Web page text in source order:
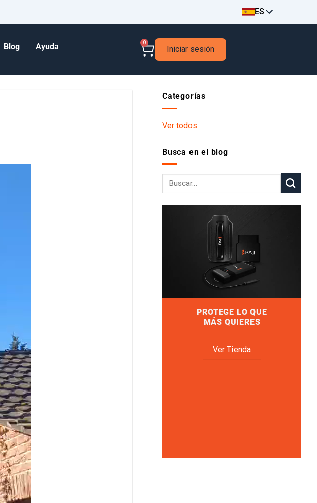
ES
Blog Ayuda 0
Iniciar sesión
Categorías
Ver todos
Busca en el blog
PROTEGE LO QUE
MÁS QUIERES
Ver Tienda